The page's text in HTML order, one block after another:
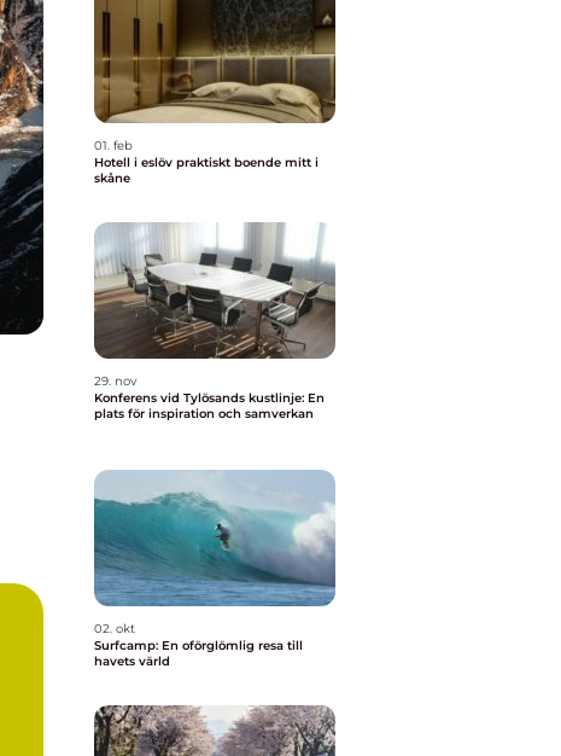
01. feb
Hotell i eslöv praktiskt boende mitt i
skåne
29. nov
Konferens vid Tylösands kustlinje: En
plats för inspiration och samverkan
02. okt
Surfcamp: En oförglömlig resa till
havets värld